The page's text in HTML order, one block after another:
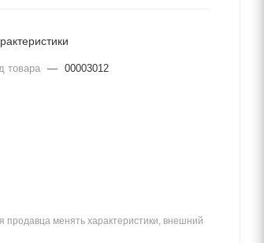
товара — 00003012
продавца менять характеристики, внешний